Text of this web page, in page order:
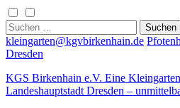
Skip
to
content
Suchen
nach:
kleingarten@kgvbirkenhain.de
Dresden
KGS Birkenhain e.V. Eine
Landeshauptstadt Dresden –